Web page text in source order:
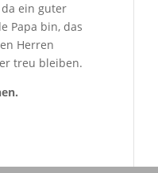
ein guter
Papa bin, das
Herren
treu bleiben.